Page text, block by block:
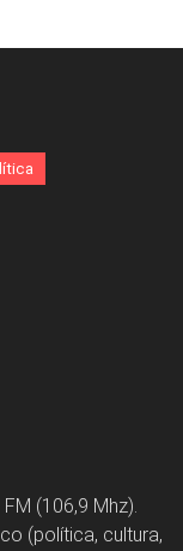
(106,9 Mhz).
(política, cultura,